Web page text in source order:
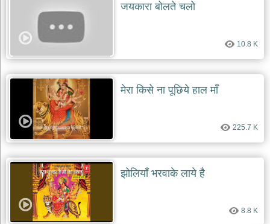
बावा
दयाल
भजन
bhajans
शनि
देव
भजन
bhajans
आज
जयकारा बोलते चलो
10.8 K
मेरा किसे ना पूछिये हाल माँ
225.7 K
झोलियाँ भरवाके लाये है
8.8 K